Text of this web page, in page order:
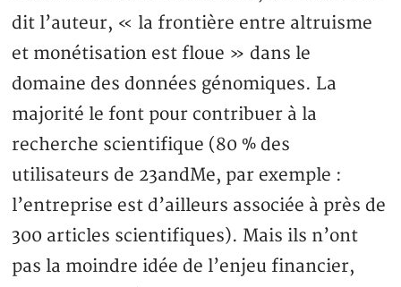
dit l’auteur, « la frontière entre altruisme
et monétisation est floue » dans le
domaine des données génomiques. La
majorité le font pour contribuer à la
recherche scientifique (80 % des
utilisateurs de 23andMe, par exemple :
l’entreprise est d’ailleurs associée à près de
300 articles scientifiques). Mais ils n’ont
pas la moindre idée de l’enjeu financier,